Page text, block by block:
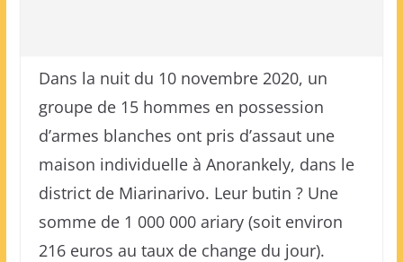
Dans la nuit du 10 novembre 2020, un
groupe de 15 hommes en possession
d’armes blanches ont pris d’assaut une
maison individuelle à Anorankely, dans le
district de Miarinarivo. Leur butin ? Une
somme de 1 000 000 ariary (soit environ
216 euros au taux de change du jour).